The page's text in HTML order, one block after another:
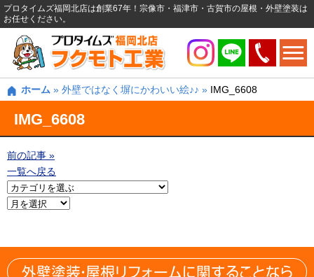
プロタイムズ福岡北店は創業67年！宗像市・福津市・古賀市の屋根・外壁塗装は
お任せください。
ホーム » 外壁ではなく塀にかわいい絵♪♪ » IMG_6608
IMG_6608
前の記事 »
一覧へ戻る